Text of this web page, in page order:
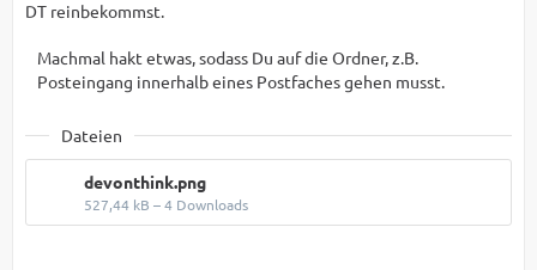
DT reinbekommst.
Machmal hakt etwas, sodass Du auf die Ordner, z.B.
Posteingang innerhalb eines Postfaches gehen musst.
Dateien
devonthink.png
527,44 kB – 4 Downloads